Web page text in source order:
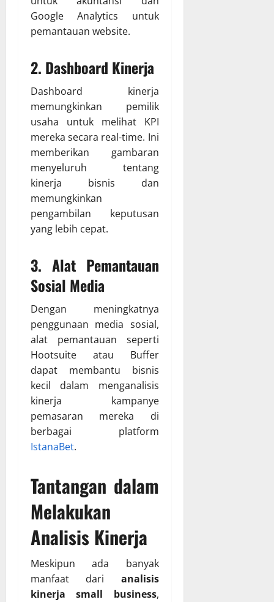
Google Analytics untuk
pemantauan website.
2. Dashboard Kinerja
Dashboard kinerja
memungkinkan pemilik
usaha untuk melihat KPI
mereka secara real-time. Ini
memberikan gambaran
menyeluruh tentang
kinerja bisnis dan
memungkinkan
pengambilan keputusan
yang lebih cepat.
3. Alat Pemantauan
Sosial Media
Dengan meningkatnya
penggunaan media sosial,
alat pemantauan seperti
Hootsuite atau Buffer
dapat membantu bisnis
kecil dalam menganalisis
kinerja kampanye
pemasaran mereka di
berbagai platform
IstanaBet.
Tantangan dalam
Melakukan
Analisis Kinerja
Meskipun ada banyak
manfaat dari analisis
kinerja small business,